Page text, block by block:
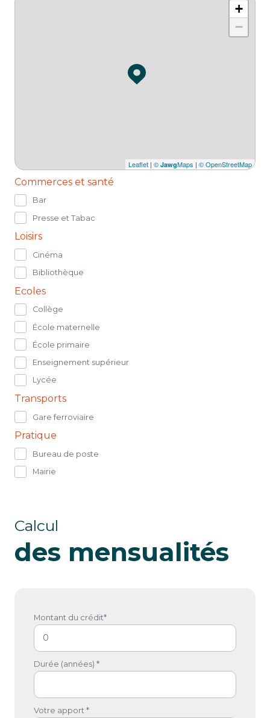
+
−
Leaflet | © JawgMaps | © OpenStreetMap
Commerces et santé
Bar
Presse et Tabac
Loisirs
Cinéma
Bibliothèque
Ecoles
Collège
École maternelle
École primaire
Enseignement supérieur
Lycée
Transports
Gare ferroviaire
Pratique
Bureau de poste
Mairie
Calcul
des mensualités
Montant du crédit*
Durée (années) *
Votre apport *